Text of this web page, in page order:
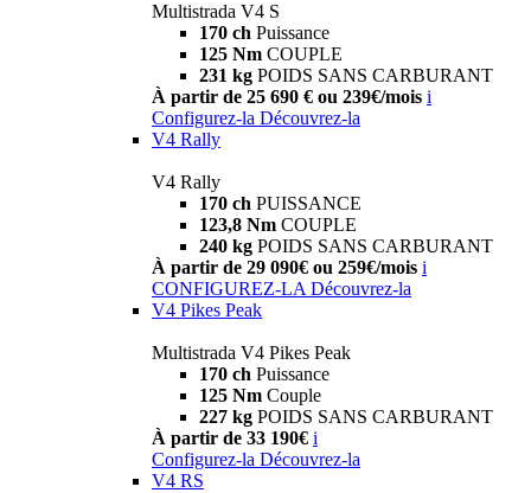
Multistrada V4 S
170 ch Puissance
125 Nm COUPLE
231 kg POIDS SANS CARBURANT
À partir de 25 690 € ou 239€/mois i
Configurez-la Découvrez-la
V4 Rally
V4 Rally
170 ch PUISSANCE
123,8 Nm COUPLE
240 kg POIDS SANS CARBURANT
À partir de 29 090€ ou 259€/mois i
CONFIGUREZ-LA Découvrez-la
V4 Pikes Peak
Multistrada V4 Pikes Peak
170 ch Puissance
125 Nm Couple
227 kg POIDS SANS CARBURANT
À partir de 33 190€ i
Configurez-la Découvrez-la
V4 RS